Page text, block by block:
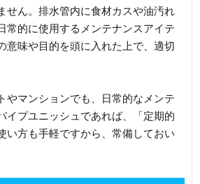
せん。排水管内に食材カスや油汚れ
常的に使用するメンテナンスアイテ
意味や目的を頭に入れた上で、適切
やマンションでも、日常的なメンテ
イプユニッシュであれば、「定期的
い方も手軽ですから、常備しておい